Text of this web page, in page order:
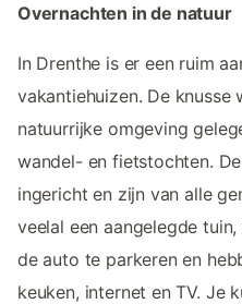
Overnachten in de natuur
In Drenthe is er een ruim
vakantiehuizen. De knusse
natuurrijke omgeving
wandel- en fietstochten.
ingericht en zijn van alle
veelal een aangelegde
de auto te parkeren en
keuken, internet en TV. Je